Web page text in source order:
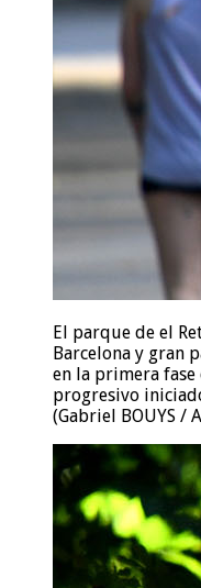
El parque de el
Barcelona y gran
en la primera
progresivo
(Gabriel BOUYS /